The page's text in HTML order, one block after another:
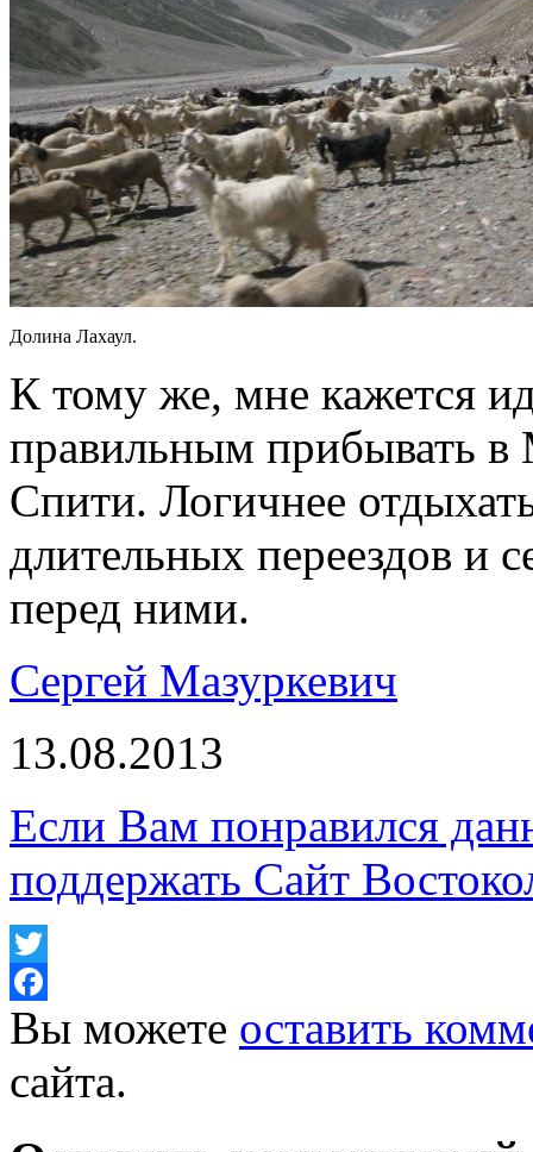
Долина Лахаул.
К тому же, мне кажется
правильным прибывать
Спити. Логичнее
длительных переездов и
перед ними.
Сергей Мазуркевич
13.08.2013
Если Вам понравился
поддержать Сайт
Twitter
Facebook
Вы можете оставить
сайта.